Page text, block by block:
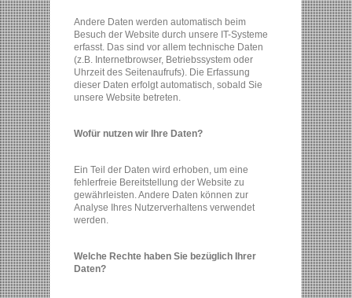
Andere Daten werden automatisch beim
Besuch der Website durch unsere IT-Systeme
erfasst. Das sind vor allem technische Daten
(z.B. Internetbrowser, Betriebssystem oder
Uhrzeit des Seitenaufrufs). Die Erfassung
dieser Daten erfolgt automatisch, sobald Sie
unsere Website betreten.
Wofür nutzen wir Ihre Daten?
Ein Teil der Daten wird erhoben, um eine
fehlerfreie Bereitstellung der Website zu
gewährleisten. Andere Daten können zur
Analyse Ihres Nutzerverhaltens verwendet
werden.
Welche Rechte haben Sie bezüglich Ihrer
Daten?